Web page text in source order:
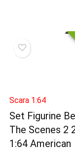
Scara 1:64
Set Figurine
The Scenes 2
1:64 American